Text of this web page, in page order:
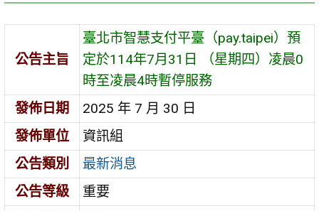
公告主旨
臺北市智慧支付平臺（pay.taipei）預
定於114年7月31日 （星期四）凌晨0
時至凌晨4時暫停服務
發佈日期
2025 年 7 月 30 日
發佈單位
資訊組
公告類別
最新消息
公告等級
重要